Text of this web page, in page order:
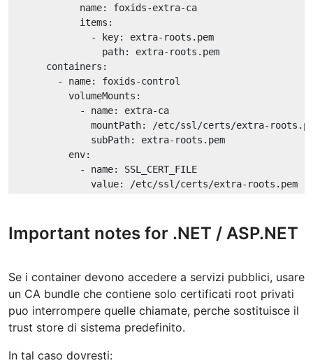
name:
foxids-extra-ca
items:
-
key:
extra-roots.pem
path:
extra-roots.pem
containers:
-
name:
foxids-control
volumeMounts:
-
name:
extra-ca
mountPath:
/etc/ssl/certs/extra-
subPath:
extra-roots.pem
env:
-
name:
SSL_CERT_FILE
value:
/etc/ssl/certs/extra-roots.pem
Important notes for .NET / ASP.NET
Se i container devono accedere a servizi pubblici, usare
un CA bundle che contiene solo certificati root privati
puo interrompere quelle chiamate, perche sostituisce il
trust store di sistema predefinito.
In tal caso dovresti: